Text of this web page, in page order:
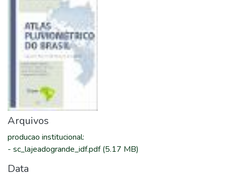
Arquivos
producao institucional:
- sc_lajeadogrande_idf.pdf(5.17 MB)
Data